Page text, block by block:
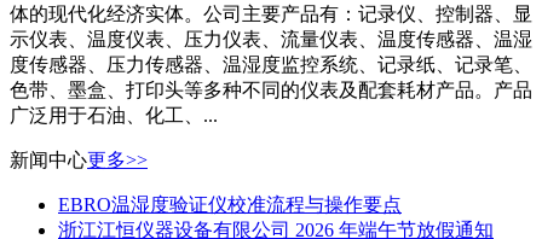
体的现代化经济实体。公司主要产品有：记录仪、控制器、显
示仪表、温度仪表、压力仪表、流量仪表、温度传感器、温湿
度传感器、压力传感器、温湿度监控系统、记录纸、记录笔、
色带、墨盒、打印头等多种不同的仪表及配套耗材产品。产品
广泛用于石油、化工、...
新闻中心更多>>
EBRO温湿度验证仪校准流程与操作要点
浙江江恒仪器设备有限公司 2026 年端午节放假通知